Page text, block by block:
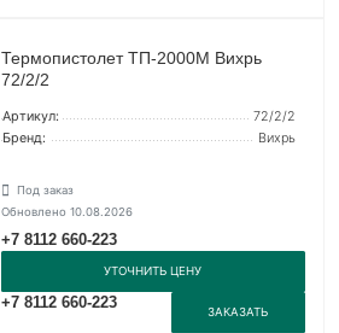
Термопистолет ТП-2000М Вихрь
72/2/2
Артикул:
72/2/2
Бренд:
Вихрь
Под заказ
Обновлено 10.08.2026
+7 8112 660-223
УТОЧНИТЬ ЦЕНУ
+7 8112 660-223
ЗАКАЗАТЬ